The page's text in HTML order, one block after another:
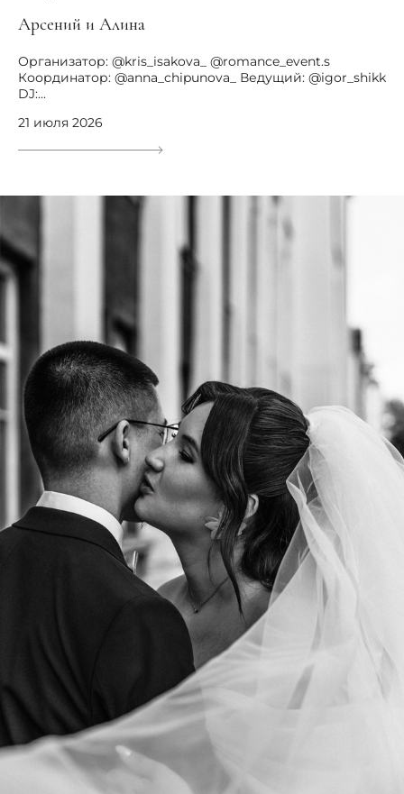
Арсений и Алина
Организатор: @kris_isakova_ @romance_event.s
Координатор: @anna_chipunova_ Ведущий: @igor_shikk
DJ:...
21 июля 2026